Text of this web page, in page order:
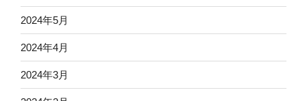
2024年5月
2024年4月
2024年3月